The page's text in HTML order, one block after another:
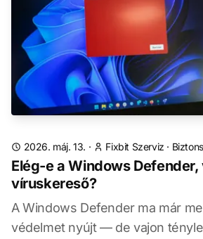
2026. máj. 13. · Fixbit Szerviz ·
Elég-e a Windows
víruskereső?
A Windows Defender ma már
védelmet nyújt — de vajon